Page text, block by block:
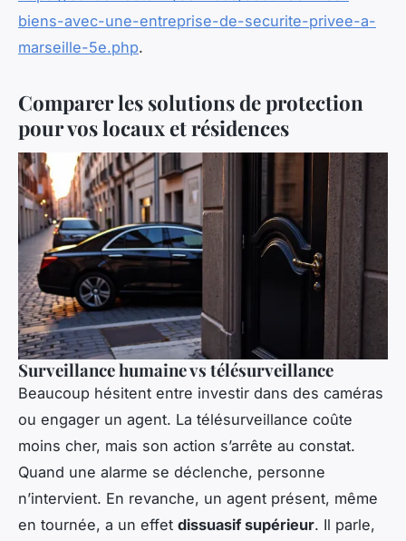
biens-avec-une-entreprise-de-securite-privee-a-
marseille-5e.php.
Comparer les solutions de protection
pour vos locaux et résidences
Surveillance humaine vs télésurveillance
Beaucoup hésitent entre investir dans des caméras
ou engager un agent. La télésurveillance coûte
moins cher, mais son action s’arrête au constat.
Quand une alarme se déclenche, personne
n’intervient. En revanche, un agent présent, même
en tournée, a un effet dissuasif supérieur. Il parle,